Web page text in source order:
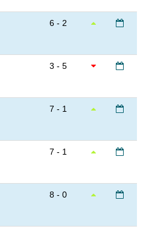
6 - 2
3 - 5
7 - 1
7 - 1
8 - 0